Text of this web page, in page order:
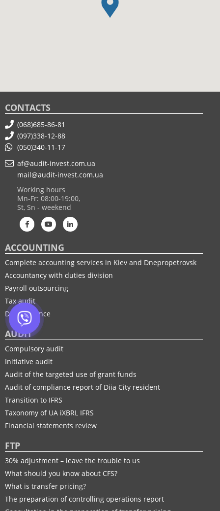
CONTACTS
(068)685-86-81
(097)338-12-88
(050)340-11-17
af@audit-invest.com.ua
mail@audit-invest.com.ua
Working hours
Mn-Fr: 08:00-19:00,
St, Sn - weekend
ACCOUNTING
Complete accounting services in Kiev and Dnepropetrovsk
Accountancy with duties division
Payroll outsourcing
Tax audit
Due Diligence
AUDIT
Compulsory audit
Initiative audit
Audit of the targeted use of grant funds
Audit of compliance report of Diia City resident
Transition to IFRS
Taxonomy of UA іXBRL IFRS
Financial statements review
FTP
30% adjustment – leave the trouble to us
What should you know about CFS?
What is transfer pricing?
The preparation of controlling operations report